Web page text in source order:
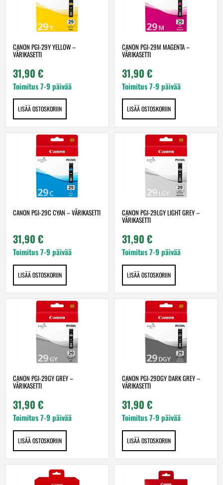
CANON PGI-29Y YELLOW –
VÄRIKASETTI
31,90 €
Toimitus 7-9 päivää
LISÄÄ OSTOSKORIIN
CANON PGI-29M MAGENTA –
VÄRIKASETTI
31,90 €
Toimitus 7-9 päivää
LISÄÄ OSTOSKORIIN
CANON PGI-29C CYAN – VÄRIKASETTI
31,90 €
Toimitus 7-9 päivää
LISÄÄ OSTOSKORIIN
CANON PGI-29LGY LIGHT GREY –
VÄRIKASETTI
31,90 €
Toimitus 7-9 päivää
LISÄÄ OSTOSKORIIN
CANON PGI-29GY GREY –
VÄRIKASETTI
31,90 €
Toimitus 7-9 päivää
LISÄÄ OSTOSKORIIN
CANON PGI-29DGY DARK GREY –
VÄRIKASETTI
31,90 €
Toimitus 7-9 päivää
LISÄÄ OSTOSKORIIN